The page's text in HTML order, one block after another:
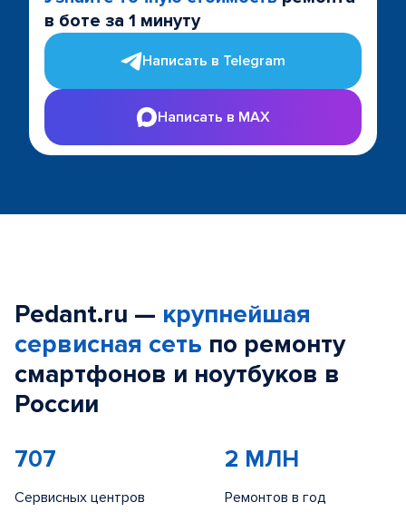
в боте за 1 минуту
Написать в Telegram
Написать в MAX
Pedant.ru — крупнейшая
сервисная сеть по ремонту
смартфонов и ноутбуков в
России
707
Сервисных центров
2 МЛН
Ремонтов в год